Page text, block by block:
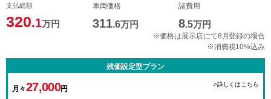
支払総額
320.1万円
車両価格
311.6万円
諸費用
8.5万円
※価格は展示店にて8月登録の場合
※消費税10%込み
残価設定型プラン
月々27,000円
>詳しくはこちら